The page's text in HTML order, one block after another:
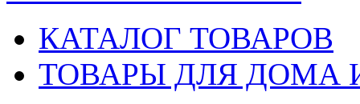
КАТАЛОГ ТОВАРОВ
ТОВАРЫ ДЛЯ ДОМА